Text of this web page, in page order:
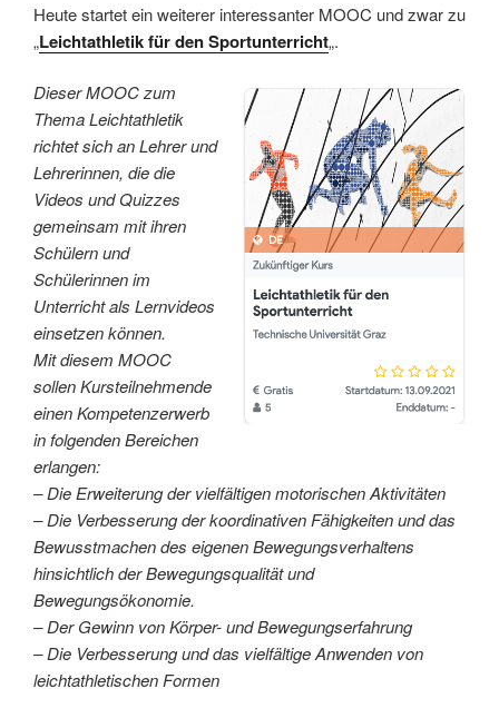
Heute startet ein weiterer interessanter MOOC und zwar zu
„Leichtathletik für den Sportunterricht„.
Dieser MOOC zum
Thema Leichtathletik
richtet sich an Lehrer und
Lehrerinnen, die die
Videos und Quizzes
gemeinsam mit ihren
Schülern und
Schülerinnen im
Unterricht als Lernvideos
einsetzen können.
Mit diesem MOOC
sollen Kursteilnehmende
einen Kompetenzerwerb
in folgenden Bereichen
erlangen:
– Die Erweiterung der vielfältigen motorischen Aktivitäten
– Die Verbesserung der koordinativen Fähigkeiten und das
Bewusstmachen des eigenen Bewegungsverhaltens
hinsichtlich der Bewegungsqualität und
Bewegungsökonomie.
– Der Gewinn von Körper- und Bewegungserfahrung
– Die Verbesserung und das vielfältige Anwenden von
leichtathletischen Formen